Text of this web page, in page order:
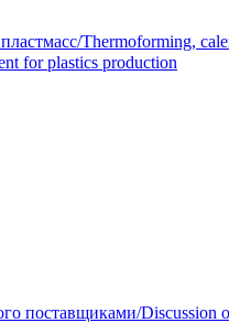
Thermoforming,
for plastics production
поставщиками/Discussion